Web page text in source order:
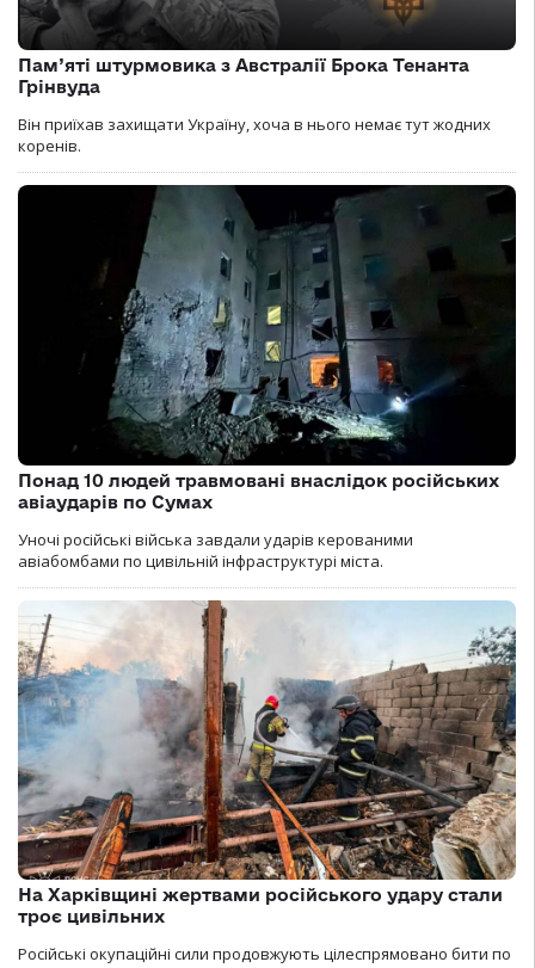
Пам’яті штурмовика з Австралії Брока Тенанта
Грінвуда
Він приїхав захищати Україну, хоча в нього немає тут жодних
коренів.
Понад 10 людей травмовані внаслідок російських
авіаударів по Сумах
Уночі російські війська завдали ударів керованими
авіабомбами по цивільній інфраструктурі міста.
На Харківщині жертвами російського удару стали
троє цивільних
Російські окупаційні сили продовжують цілеспрямовано бити по